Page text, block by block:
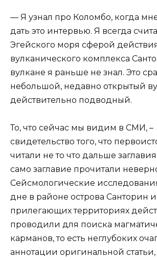
— Я узнал про Коломбо, когда
дать это интервью. Я всегда
Эгейского моря сферой
вулканического комплекса
вулкане я раньше не знал. Это
небольшой, недавно открытый
действительно подводный.
То, что сейчас мы видим в СМИ, –
свидетельство того, что
читали не то что дальше
само заглавие прочитали
Сейсмологические
дне в районе острова Санторин
прилегающих территориях
проводили для поиска
карманов, то есть неглубоких
аннотации оригинальной